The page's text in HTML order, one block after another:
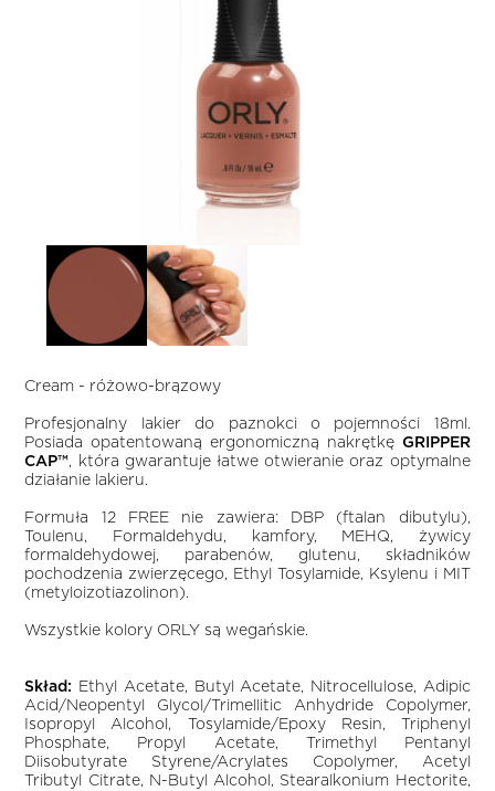
Cream - różowo-brązowy
Profesjonalny lakier do paznokci o pojemności 18ml.
Posiada opatentowaną ergonomiczną nakrętkę GRIPPER
CAP™, która gwarantuje łatwe otwieranie oraz optymalne
działanie lakieru.
Formuła 12 FREE nie zawiera: DBP (ftalan dibutylu),
Toulenu, Formaldehydu, kamfory, MEHQ, żywicy
formaldehydowej, parabenów, glutenu, składników
pochodzenia zwierzęcego, Ethyl Tosylamide, Ksylenu i MIT
(metyloizotiazolinon).
Wszystkie kolory ORLY są wegańskie.
Skład:
Ethyl Acetate, Butyl Acetate, Nitrocellulose, Adipic
Acid/Neopentyl Glycol/Trimellitic Anhydride Copolymer,
Isopropyl Alcohol, Tosylamide/Epoxy Resin, Triphenyl
Phosphate, Propyl Acetate, Trimethyl Pentanyl
Diisobutyrate Styrene/Acrylates Copolymer, Acetyl
Tributyl Citrate, N-Butyl Alcohol, Stearalkonium Hectorite,